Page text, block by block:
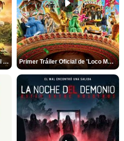
Primer Tráiler Oficial en Español de 'PAW Patrol La Dino Película' Primer Tráiler Oficial de 'Loco México Mágico'